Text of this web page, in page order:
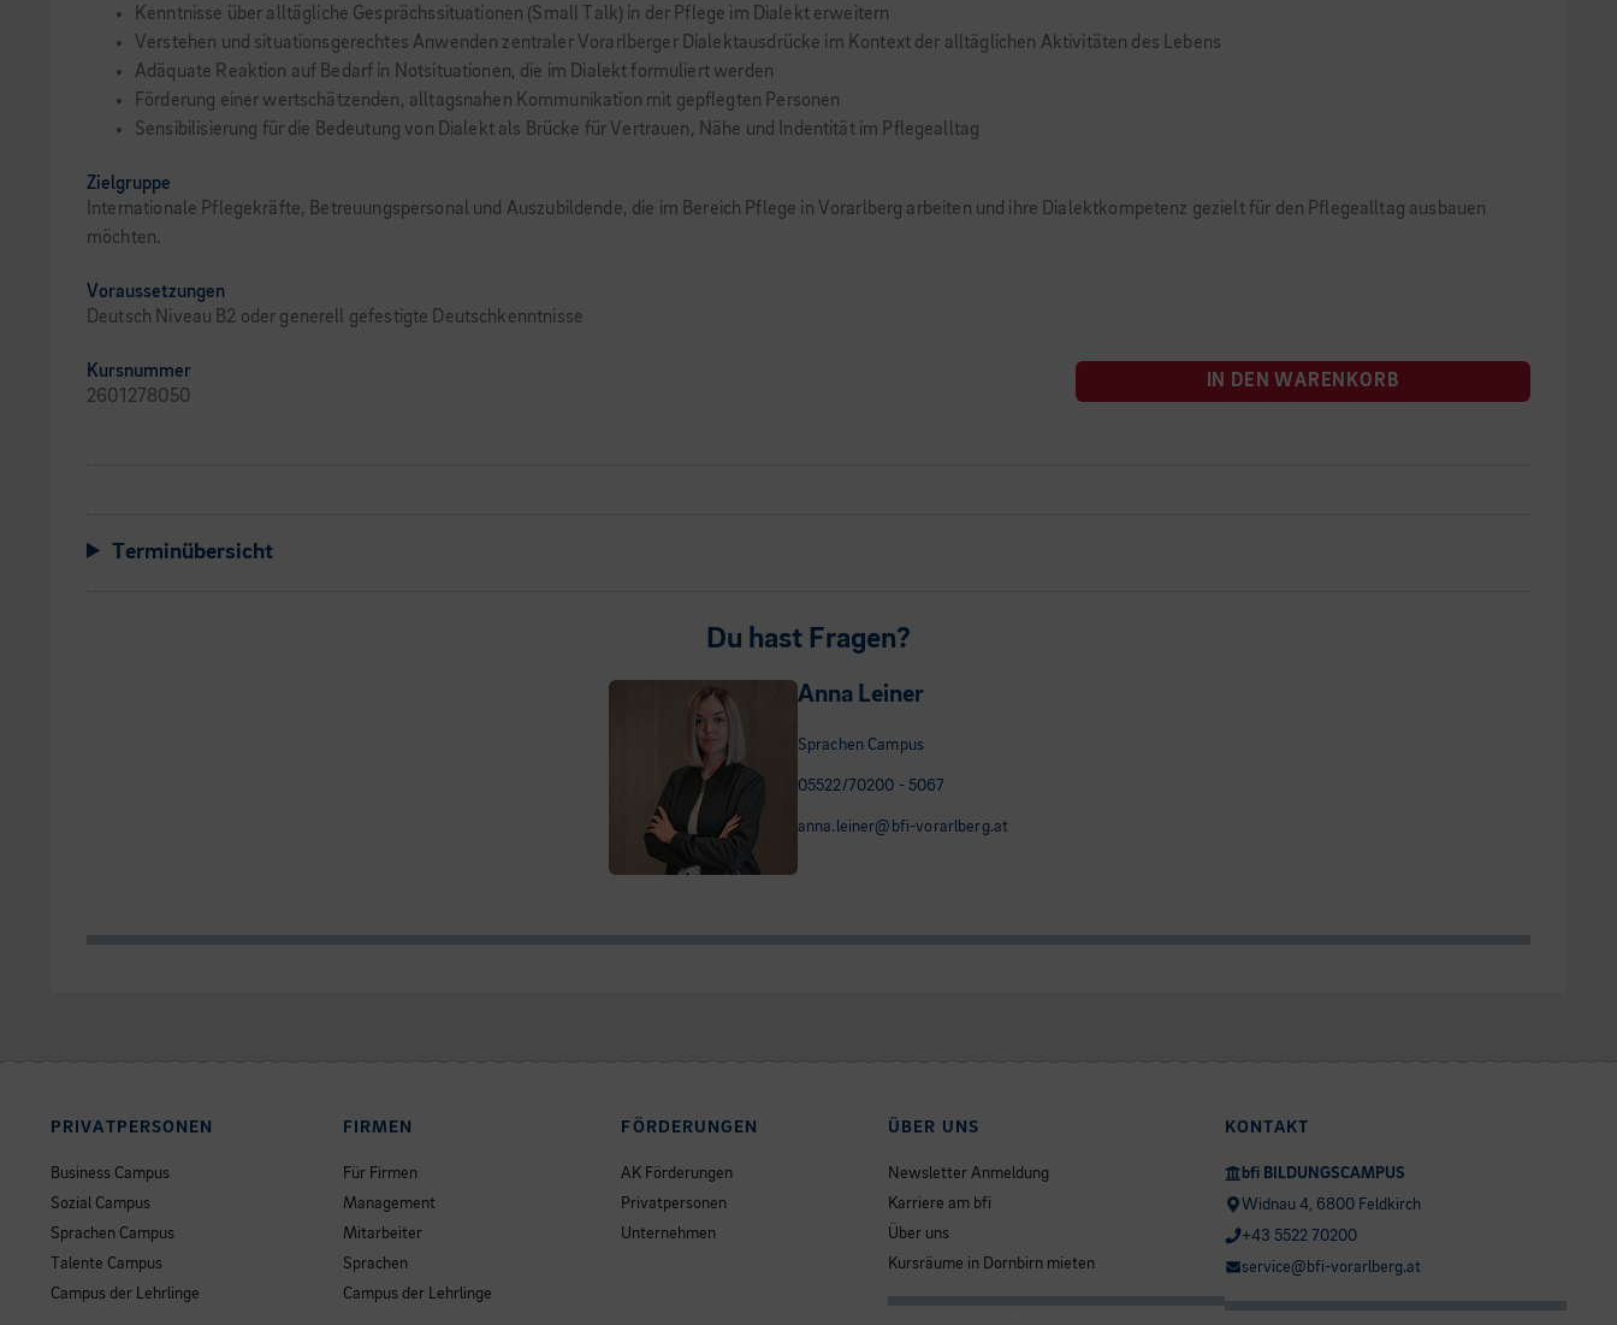
Kenntnisse über alltägliche Gesprächssituationen (Small Talk) in der Pflege im Dialekt erweitern
Verstehen und situationsgerechtes Anwenden zentraler Vorarlberger Dialektausdrücke im Kontext der alltäglichen Aktivitäten des Lebens
Adäquate Reaktion auf Bedarf in Notsituationen, die im Dialekt formuliert werden
Förderung einer wertschätzenden, alltagsnahen Kommunikation mit gepflegten Personen
Sensibilisierung für die Bedeutung von Dialekt als Brücke für Vertrauen, Nähe und Indentität im Pflegealltag
Zielgruppe
Internationale Pflegekräfte, Betreuungspersonal und Auszubildende, die im Bereich Pflege in Vorarlberg arbeiten und ihre Dialektkompetenz gezielt für den Pflegealltag ausbauen
möchten.
Voraussetzungen
Deutsch Niveau B2 oder generell gefestigte Deutschkenntnisse
Kursnummer
2601278050
IN DEN WARENKORB
Terminübersicht
Du hast Fragen?
Anna Leiner
Sprachen Campus
05522/70200 - 5067
anna.leiner@bfi-vorarlberg.at
PRIVATPERSONEN
Business Campus
Sozial Campus
Sprachen Campus
Talente Campus
Campus der Lehrlinge
FIRMEN
Für Firmen
Management
Mitarbeiter
Sprachen
Campus der Lehrlinge
FÖRDERUNGEN
AK Förderungen
Privatpersonen
Unternehmen
ÜBER UNS
Newsletter Anmeldung
Karriere am bfi
Über uns
Kursräume in Dornbirn mieten
KONTAKT
bfi BILDUNGSCAMPUS
Widnau 4, 6800 Feldkirch
+43 5522 70200
service@bfi-vorarlberg.at